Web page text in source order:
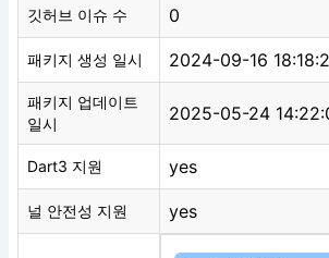
깃허브 이슈 수 0
패키지 생성 일시 2024-09-16
패키지 업데이트
일시
2025-05-24
Dart3 지원 yes
널 안전성 지원 yes